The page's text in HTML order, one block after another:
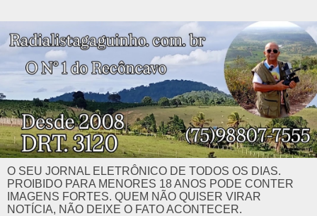
O SEU JORNAL ELETRÔNICO DE TODOS OS DIAS.
PROIBIDO PARA MENORES 18 ANOS PODE CONTER
IMAGENS FORTES. QUEM NÃO QUISER VIRAR
NOTÍCIA, NÃO DEIXE O FATO ACONTECER.